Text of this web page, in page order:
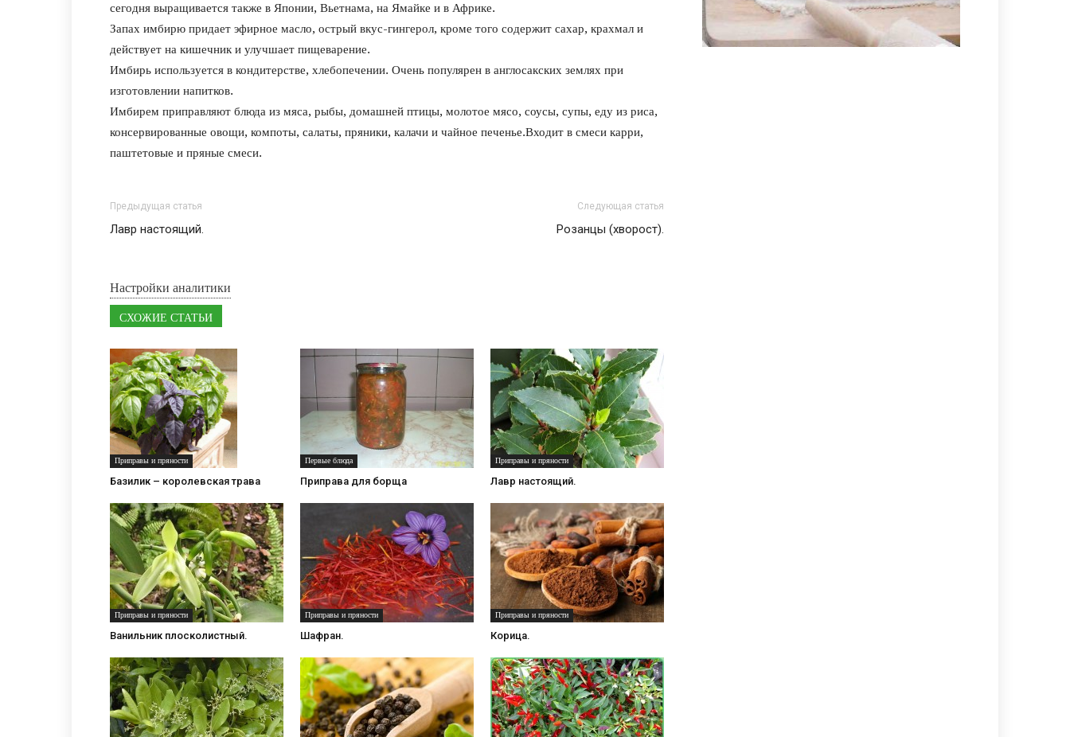
сегодня выращивается также в Японии, Вьетнама, на Ямайке и в Африке.
Запах имбирю придает эфирное масло, острый вкус-гингерол, кроме того содержит сахар, крахмал и
действует на кишечник и улучшает пищеварение.
Имбирь используется в кондитерстве, хлебопечении. Очень популярен в англосакских землях при
изготовлении напитков.
Имбирем приправляют блюда из мяса, рыбы, домашней птицы, молотое мясо, соусы, супы, еду из риса,
консервированные овощи, компоты, салаты, пряники, калачи и чайное печенье.Входит в смеси карри,
паштетовые и пряные смеси.
Предыдущая статья
Лавр настоящий.
Следующая статья
Розанцы (хворост).
Настройки аналитики
СХОЖИЕ СТАТЬИ
Приправы и пряности
Базилик – королевская трава
Первые блюда
Приправа для борща
Приправы и пряности
Лавр настоящий.
Приправы и пряности
Ванильник плосколистный.
Приправы и пряности
Шафран.
Приправы и пряности
Корица.